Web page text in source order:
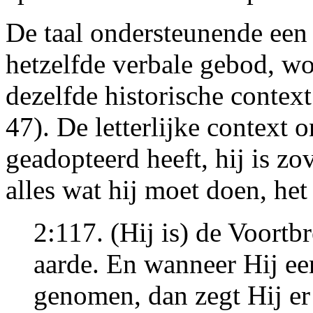
De taal ondersteunende
hetzelfde verbale gebod,
dezelfde historische
47). De letterlijke context
geadopteerd heeft, hij is
alles wat hij moet doen,
2:117. (Hij is) de
aarde. En wanneer Hij
genomen, dan zegt Hij